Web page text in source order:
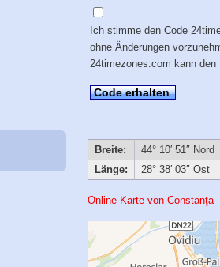
Ich stimme den Code
ohne Änderungen
24timezones.com kann
Code erhalten
Breite:
44° 10′ 51″ Nord
Länge:
28° 38′ 03″ Ost
Online-Karte von Constanţa